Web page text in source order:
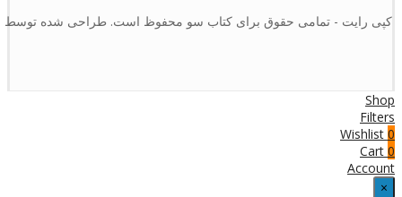
کپی رایت - تمامی حقوق برای کتاب سو محفوظ است. طراحی شده
Shop
Filters
0
Wishlist
0
Cart
Account
×